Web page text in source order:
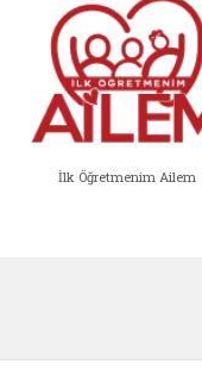
İlk Öğretmenim Ailem